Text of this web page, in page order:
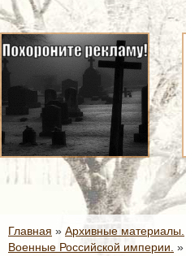
Главная » Архивные материалы.
Военные Российской империи. »